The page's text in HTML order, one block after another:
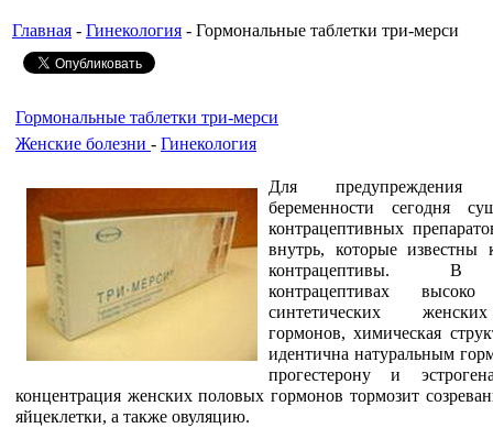
Главная - Гинекология - Гормональные таблетки три-мерси
Гормональные таблетки три-мерси
Женские болезни - Гинекология
Для предупреждения
беременности сегодня
контрацептивных
внутрь, которые известны
контрацептивы. В
контрацептивах высоко
синтетических
гормонов, химическая
идентична натуральным
прогестерону и
концентрация женских половых гормонов тормозит
яйцеклетки, а также овуляцию.